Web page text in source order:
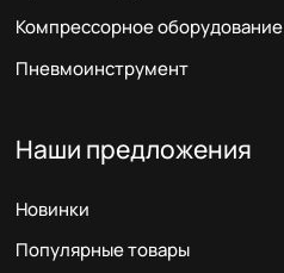
Компрессорное оборудование
Пневмоинструмент
Наши предложения
Новинки
Популярные товары